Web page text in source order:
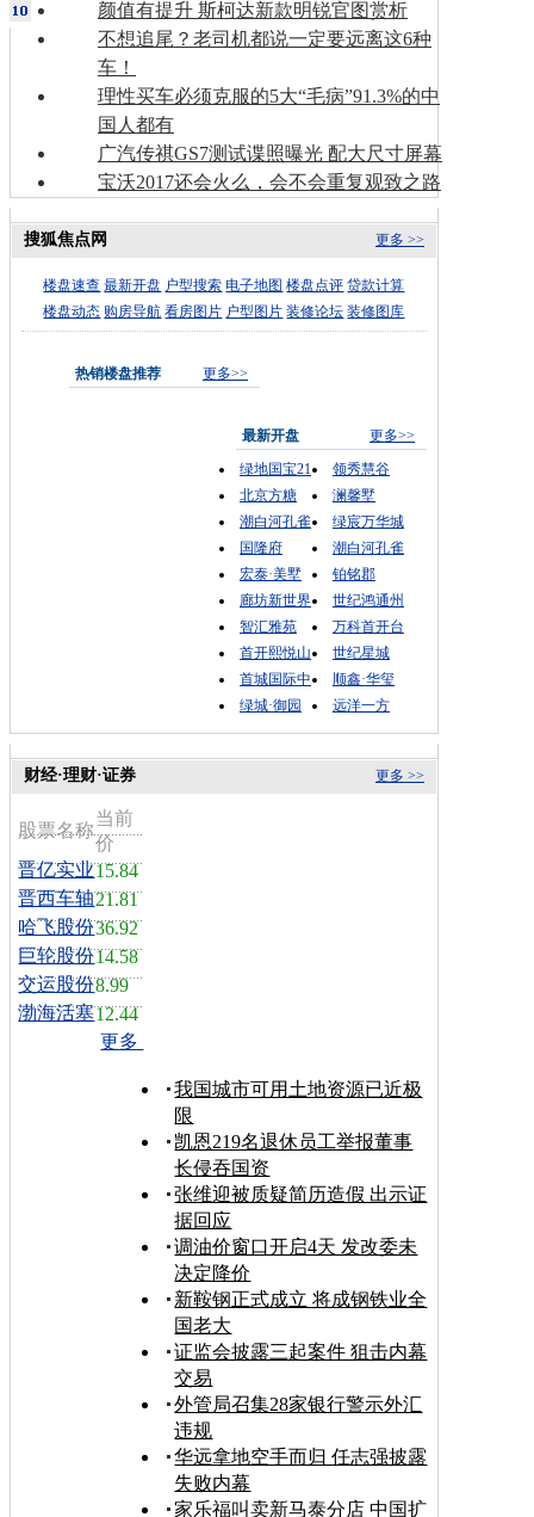
颜值有提升 斯柯达新款明锐官图赏析
不想追尾？老司机都说一定要远离这6种
车！
理性买车必须克服的5大“毛病”91.3%的中
国人都有
广汽传祺GS7测试谍照曝光 配大尺寸屏幕
宝沃2017还会火么，会不会重复观致之路
更多 >>
搜狐焦点网
楼盘速查 最新开盘 户型搜索 电子地图 楼盘点评 贷款计算
楼盘动态 购房导航 看房图片 户型图片 装修论坛 装修图库
热销楼盘推荐 更多>>
最新开盘
更多>>
绿地国宝21
领秀慧谷
北京方糖
澜馨墅
潮白河孔雀
绿宸万华城
国隆府
潮白河孔雀
宏泰·美墅
铂铭郡
廊坊新世界
世纪鸿通州
智汇雅苑
万科首开台
首开熙悦山
世纪星城
首城国际中
顺鑫·华玺
绿城·御园
远洋一方
更多 >>
财经·理财·证券
股票名称
当前
价
晋亿实业15.84
晋西车轴21.81
哈飞股份36.92
巨轮股份14.58
交运股份8.99
渤海活塞12.44
更多
我国城市可用土地资源已近极
限
凯恩219名退休员工举报董事
长侵吞国资
张维迎被质疑简历造假 出示证
据回应
调油价窗口开启4天 发改委未
决定降价
新鞍钢正式成立 将成钢铁业全
国老大
证监会披露三起案件 狙击内幕
交易
外管局召集28家银行警示外汇
违规
华远拿地空手而归 任志强披露
失败内幕
家乐福叫卖新马泰分店 中国扩